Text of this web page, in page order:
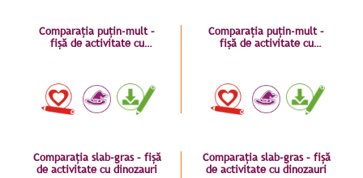
Comparația puțin-mult –
fișă de activitate cu
Comparația puțin-mult –
fișă de activitate cu
Comparația slab-gras – fișă
de activitate cu dinozauri
Comparația slab-gras – fișă
de activitate cu dinozauri